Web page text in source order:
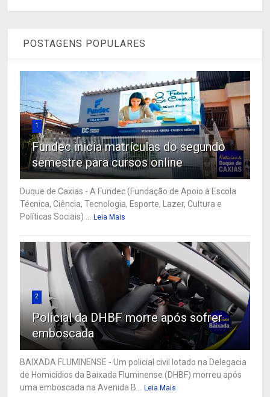
POSTAGENS POPULARES
1
Fundec inicia matrículas do segundo
semestre para cursos online
Duque de Caxias - A Fundec (Fundação de Apoio à Escola
Técnica, Ciência, Tecnologia, Esporte, Lazer, Cultura e
Políticas Sociais) ...
Leia Mais
2
Policial da DHBF morre após sofrer
emboscada
BAIXADA FLUMINENSE - Um policial civil lotado na Delegacia
de Homicídios da Baixada Fluminense (DHBF) morreu após
uma emboscada na Avenida B...
Leia Mais